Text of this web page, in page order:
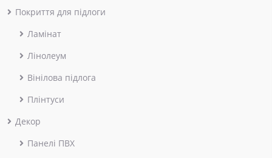
Покриття для підлоги
Ламінат
Лінолеум
Вінілова підлога
Плінтуси
Декор
Панелі ПВХ